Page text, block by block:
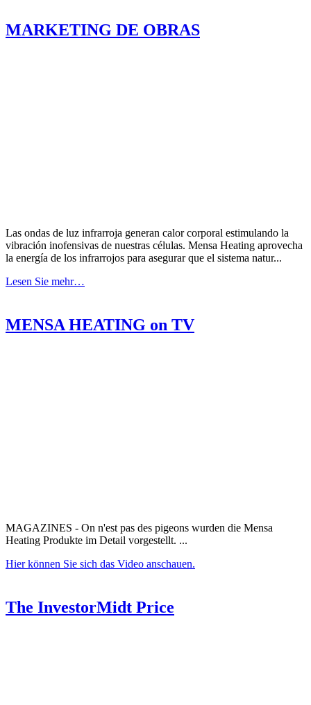
MARKETING DE OBRAS
Las ondas de luz infrarroja generan calor corporal estimulando la
vibración inofensivas de nuestras células. Mensa Heating aprovecha
la energía de los infrarrojos para asegurar que el sistema natur...
Lesen Sie mehr…
MENSA HEATING on TV
MAGAZINES - On n'est pas des pigeons wurden die Mensa
Heating Produkte im Detail vorgestellt. ...
Hier können Sie sich das Video anschauen.
The InvestorMidt Price